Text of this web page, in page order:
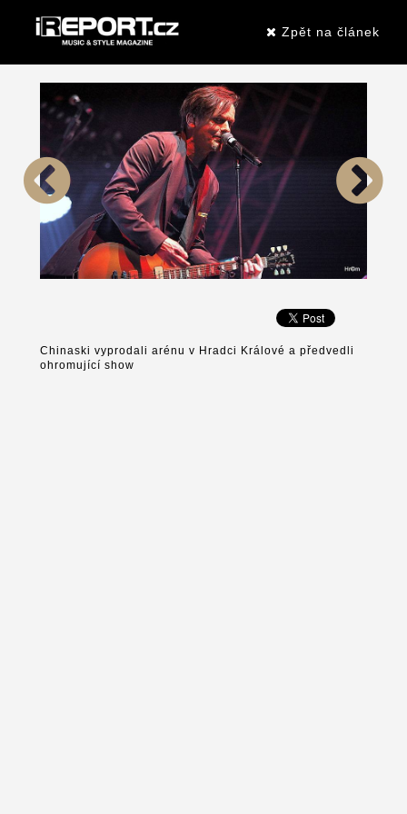
Zpět na článek
Chinaski vyprodali arénu v Hradci Králové a předvedli
ohromující show